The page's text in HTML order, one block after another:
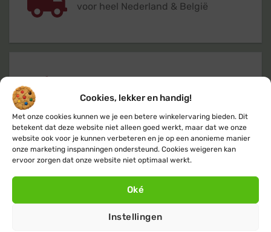
Cookies, lekker en handig!
Met onze cookies kunnen we je een betere winkelervaring bieden. Dit
betekent dat deze website niet alleen goed werkt, maar dat we onze
website ook voor je kunnen verbeteren en je op een anonieme manier
onze marketing inspanningen ondersteund. Cookies weigeren kan
ervoor zorgen dat onze website niet optimaal werkt.
Oké
Instellingen
voor heel Nederland & België
Verzendingbinnen 24 uurop
werkdagen (maandag t/m vrijdag)
Klanten geven ons een 9,4op basis van
beoordelingen